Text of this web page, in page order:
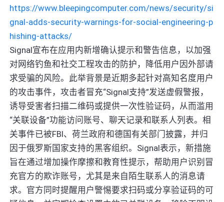
https://www.bleepingcomputer.com/news/security/si
gnal-adds-security-warnings-for-social-engineering-p
hishing-attacks/
Signal宣布在应用内新增确认提示和警告信息，以加强
对网络钓鱼和社交工程攻击的防护，降低用户因外部请
求受骗的风险。此举背景是近期多起针对高知名度用户
的攻击事件，攻击者冒充“Signal支持”发送虚假警报，
诱导受害者扫描二维码或提供一次性验证码，从而滥用
“关联设备”功能访问账号、聊天记录和联系人列表。相
关事件已被FBI、荷兰政府和德国有关部门披露，并归
因于俄罗斯国家支持的黑客组织。Signal表示，新措施
旨在通过增加操作摩擦和教育性提示，帮助用户识别冒
充官方的欺诈账号，尤其是来自陌生联系人的消息请
求。官方同时提醒用户警惕要求扫码或分享验证码的可